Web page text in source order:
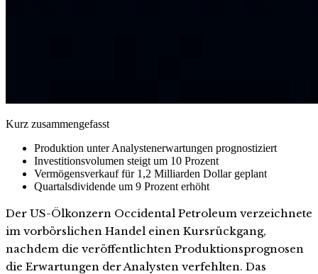
Kurz zusammengefasst
Produktion unter Analystenerwartungen prognostiziert
Investitionsvolumen steigt um 10 Prozent
Vermögensverkauf für 1,2 Milliarden Dollar geplant
Quartalsdividende um 9 Prozent erhöht
Der US-Ölkonzern Occidental Petroleum verzeichnete
im vorbörslichen Handel einen Kursrückgang,
nachdem die veröffentlichten Produktionsprognosen
die Erwartungen der Analysten verfehlten. Das